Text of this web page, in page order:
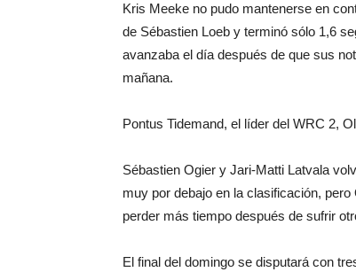
Kris Meeke no pudo mantenerse en
de Sébastien Loeb y terminó sólo 1,6
avanzaba el día después de que sus
mañana.
Pontus Tidemand, el líder del WRC 2,
Sébastien Ogier y Jari-Matti Latvala
muy por debajo en la clasificación,
perder más tiempo después de sufrir
El final del domingo se disputará con